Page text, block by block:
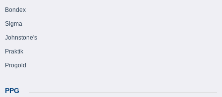
Bondex
Sigma
Johnstone's
Praktik
Progold
PPG